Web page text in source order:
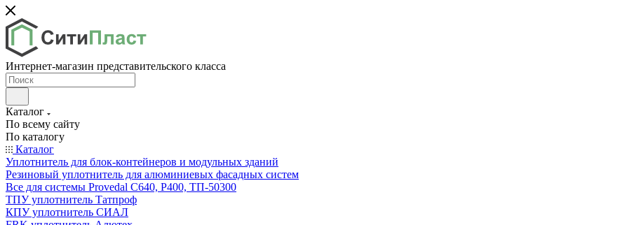
Интернет-магазин представительского класса
Каталог
По всему сайту
По каталогу
Каталог
Уплотнитель для блок-контейнеров и модульных зданий
Резиновый уплотнитель для алюминиевых фасадных систем
Все для системы Provedal С640, Р400, ТП-50300
ТПУ уплотнитель Татпроф
КПУ уплотнитель СИАЛ